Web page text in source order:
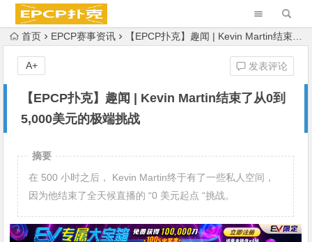
首页 EPCP赛事资讯 【EPCP扑克】趣闻 | Kevin Martin结束了从0到5,000美元的极端挑战
【EPCP扑克】趣闻 | Kevin Martin结束了从0到
5,000美元的极端挑战
发表评论
A+
摘要
在 500 小时之后， Kevin Martin终于有了一些私人空间，
因为他结束了全天候直播的 “0 美元起点 “挑战。